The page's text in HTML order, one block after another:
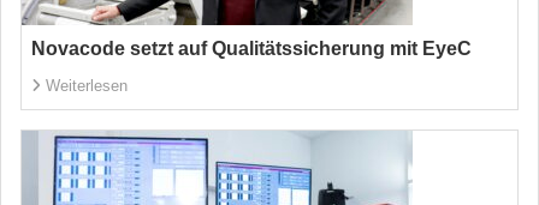
Novacode setzt auf Qualitätssicherung mit EyeC
Weiterlesen